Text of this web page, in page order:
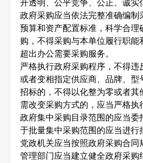
开透明、公平竞争、公正、诚实
政府采购应当依法完整准确编
预算和资产配置标准，科学合
购，不得采购与本单位履行职
超出办公需要采购服务。
严格执行政府采购程序，不得
或者变相指定供应商、品牌、
招标的，不得以化整为零或者
需改变采购方式的，应当严格执
政府集中采购目录范围的应当
于批量集中采购范围的应当进行
党政机关应当按照政府采购合
管理部门应当建立健全政府采